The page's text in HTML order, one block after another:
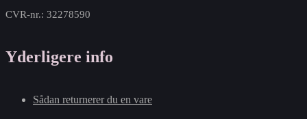
CVR-nr.: 32278590
Yderligere info
Sådan returnerer du en vare